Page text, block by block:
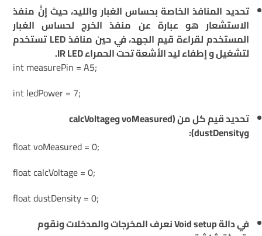
تحديد المنافذ الخاصة بحساس الغبار والليد، حيث إنَّ منفذ
الاستشعار هو عبارة عن منفذ الخرج لحساس الغبار
المستخدم لقراءة قيم الجهد، في حين منافذ LED تستخدم
لتشغيل و إطفاء ليد الأشعة تحت الحمراء IR LED.
int measurePin = A5;
int ledPower = 7;
تحديد قيم كل من (voMeasured وcalcVoltage
وdustDensity):
float voMeasured = 0;
float calcVoltage = 0;
float dustDensity = 0;
في دالة Void setup نعرف المخرجات والمدخلات ونقوم